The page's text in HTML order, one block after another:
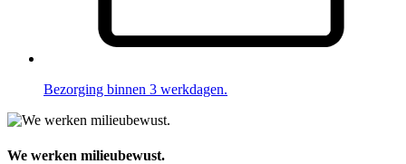
Bezorging binnen 3 werkdagen.
We werken milieubewust.